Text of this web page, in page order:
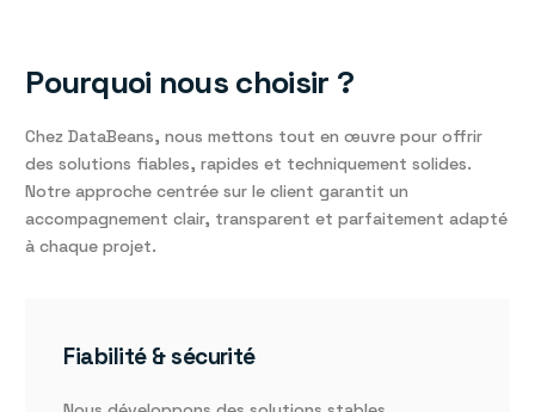
Pourquoi nous choisir ?
Chez DataBeans, nous mettons tout en œuvre pour offrir
des solutions fiables, rapides et techniquement solides.
Notre approche centrée sur le client garantit un
accompagnement clair, transparent et parfaitement adapté
à chaque projet.
Fiabilité & sécurité